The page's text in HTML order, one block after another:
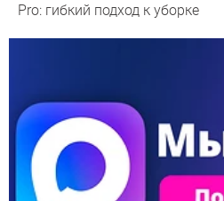
Pro: гибкий подход к уборке